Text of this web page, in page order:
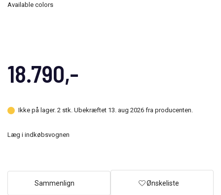
18.790,-
Available colors
Ikke på lager. 2 stk. Ubekræftet 13. aug 2026 fra producenten.
Læg i indkøbsvognen
Sammenlign Ønskeliste